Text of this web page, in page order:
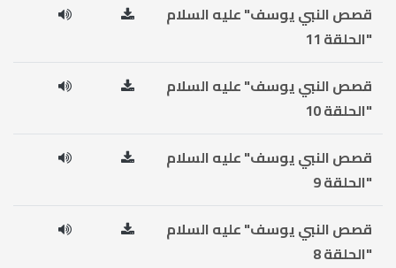
قصص النبي يوسف" عليه السلام
"الحلقة 11
قصص النبي يوسف" عليه السلام
"الحلقة 10
قصص النبي يوسف" عليه السلام
"الحلقة 9
قصص النبي يوسف" عليه السلام
"الحلقة 8